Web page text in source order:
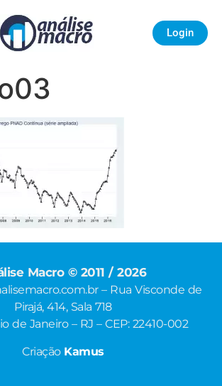
Login
Macro © 2011 / 2026
– Rua Visconde de
Pirajá, 414, Sala 718
de Janeiro – RJ – CEP: 22410-002
Criação Kamus